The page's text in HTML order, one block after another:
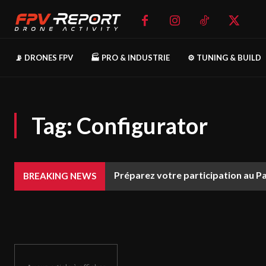
📡 DRONES FPV 🏭 PRO & INDUSTRIE ⚙️ TUNING & BUILD
Tag: Configurator
BREAKING NEWS Préparez votre participation au